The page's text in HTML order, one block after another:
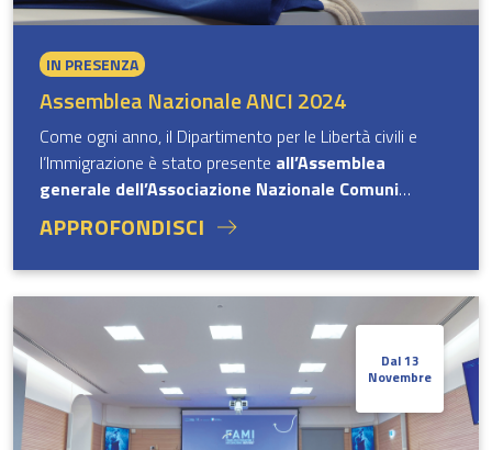
IN PRESENZA
Assemblea Nazionale ANCI 2024
Come ogni anno, il Dipartimento per le Libertà civili e
l’Immigrazione è stato presente all’Assemblea
generale dell’Associazione Nazionale Comuni
Italiani (ANCI)tenutasi a Genova dal 24 al 26 ottobre.
L’ampio spazio espositivo riservato nel corso della
kermesseha offerto al pubblico la possibilità di
costruttivi confronti con i rappresentanti delle Direzioni
di cui si compone.
APPROFONDISCI
Dal 13
Novembre